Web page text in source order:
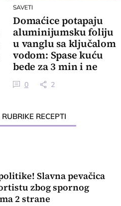
SAVETI
Domaćice potapaju
aluminijumsku foliju
u vanglu sa ključalom
vodom: Spase kuću
bede za 3 min i ne
mrdnu prstom
0 2
RECEPTI
Slavna pevačica
zbog spornog
2 strane